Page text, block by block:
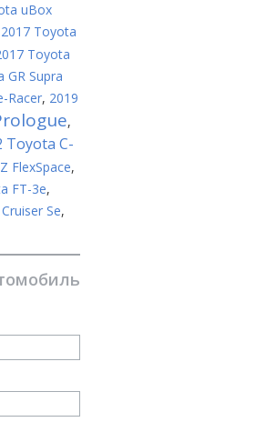
uBox
2017 Toyota
Toyota
GR Supra
Racer, 2019
,
Toyota C-
FlexSpace,
FT-3e,
Se,